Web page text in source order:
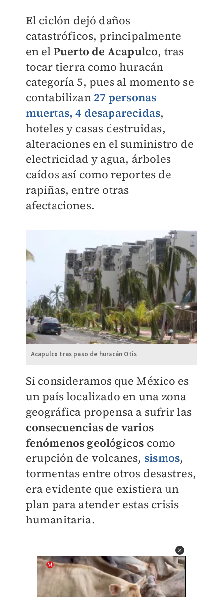
El ciclón dejó daños
catastróficos, principalmente
en el Puerto de Acapulco, tras
tocar tierra como huracán
categoría 5, pues al momento se
contabilizan 27 personas
muertas, 4 desaparecidas,
hoteles y casas destruidas,
alteraciones en el suministro de
electricidad y agua, árboles
caídos así como reportes de
rapiñas, entre otras
afectaciones.
Acapulco tras paso de huracán Otis
Si consideramos que México es
un país localizado en una zona
geográfica propensa a sufrir las
consecuencias de varios
fenómenos geológicos como
erupción de volcanes, sismos,
tormentas entre otros desastres,
era evidente que existiera un
plan para atender estas crisis
humanitaria.